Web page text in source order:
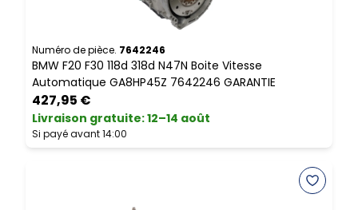
Numéro de pièce. 7642246
BMW F20 F30 118d 318d N47N Boite Vitesse
Automatique GA8HP45Z 7642246 GARANTIE
427,95 €
Livraison gratuite:12–14 août
Si payé avant 14:00